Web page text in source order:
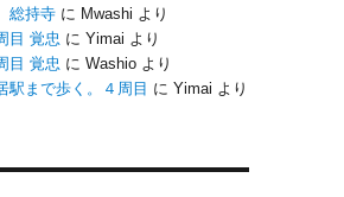
総持寺 に Mwashi より
目 覚忠 にYimai より
目 覚忠 にWashio より
駅まで歩く。４周目 にYimai より